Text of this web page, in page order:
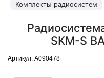
Комплекты радиосистем
SKM-S
Артикул: A090478